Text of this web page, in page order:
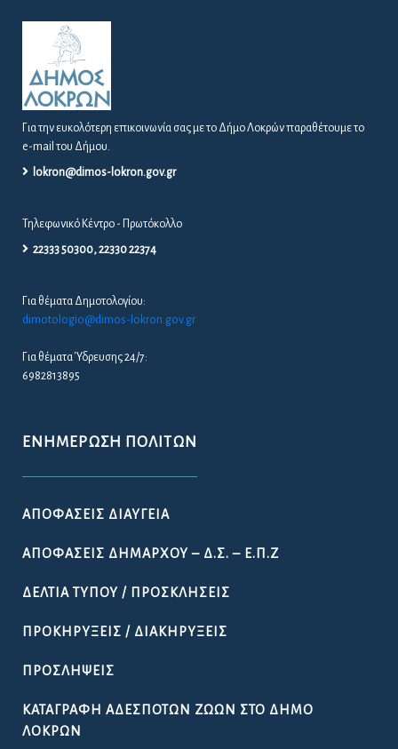
Για την ευκολότερη επικοινωνία σας με το Δήμο Λοκρών παραθέτουμε το
e-mail του Δήμου.
lokron@dimos-lokron.gov.gr
Τηλεφωνικό Κέντρο - Πρωτόκολλο
22333 50300, 22330 22374
Για θέματα Δημοτολογίου:
dimotologio@dimos-lokron.gov.gr
Για θέματα Ύδρευσης 24/7:
6982813895
ΕΝΗΜΈΡΩΣΗ ΠΟΛΙΤΏΝ
ΑΠΟΦΆΣΕΙΣ ΔΙΑΎΓΕΙΑ
ΑΠΟΦΆΣΕΙΣ ΔΗΜΆΡΧΟΥ – Δ.Σ. – Ε.Π.Ζ
ΔΕΛΤΊΑ ΤΎΠΟΥ / ΠΡΟΣΚΛΉΣΕΙΣ
ΠΡΟΚΗΡΎΞΕΙΣ / ΔΙΑΚΗΡΎΞΕΙΣ
ΠΡΟΣΛΉΨΕΙΣ
ΚΑΤΑΓΡΑΦΉ ΑΔΈΣΠΟΤΩΝ ΖΏΩΝ ΣΤΟ ΔΉΜΟ
ΛΟΚΡΏΝ